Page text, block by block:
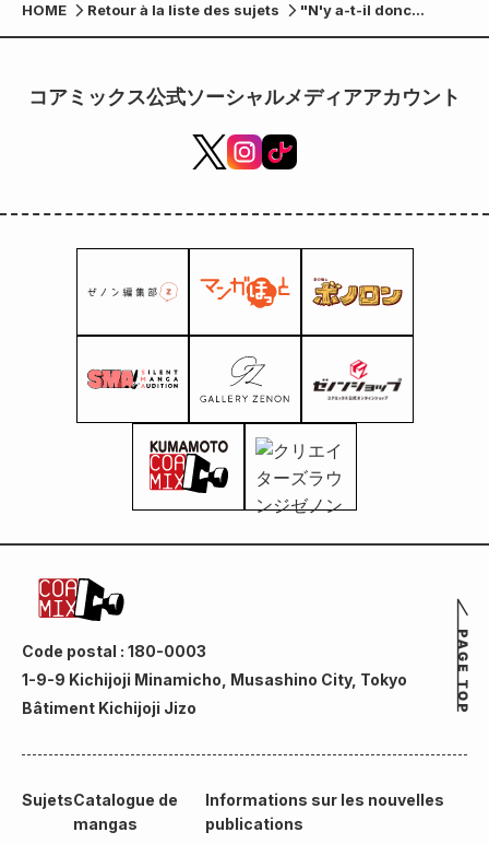
HOME Retour à la liste des sujets
"N'y a-t-il donc
aucune fille gentille
limitée Melonbooks
コアミックス公式ソーシャルメディアアカウント
Code postal : 180-0003
1-9-9 Kichijoji Minamicho, Musashino City, Tokyo
Bâtiment Kichijoji Jizo
SujetsCatalogue de
mangas
Informations sur les nouvelles
publications